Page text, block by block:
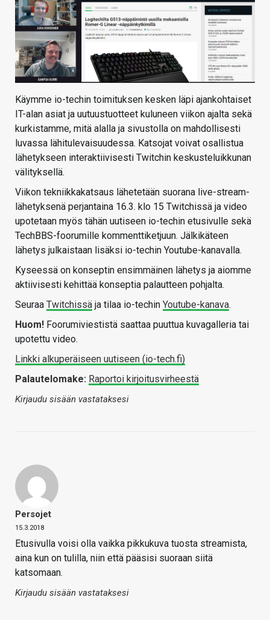
Käymme io-techin toimituksen kesken läpi ajankohtaiset
IT-alan asiat ja uutuustuotteet kuluneen viikon ajalta sekä
kurkistamme, mitä alalla ja sivustolla on mahdollisesti
luvassa lähitulevaisuudessa. Katsojat voivat osallistua
lähetykseen interaktiivisesti Twitchin keskusteluikkunan
välityksellä.
Viikon tekniikkakatsaus lähetetään suorana live-stream-
lähetyksenä perjantaina 16.3. klo 15 Twitchissä ja video
upotetaan myös tähän uutiseen io-techin etusivulle sekä
TechBBS-foorumille kommenttiketjuun. Jälkikäteen
lähetys julkaistaan lisäksi io-techin Youtube-kanavalla.
Kyseessä on konseptin ensimmäinen lähetys ja aiomme
aktiivisesti kehittää konseptia palautteen pohjalta.
Seuraa Twitchissä ja tilaa io-techin Youtube-kanava.
Huom! Foorumiviestistä saattaa puuttua kuvagalleria tai
upotettu video.
Linkki alkuperäiseen uutiseen (io-tech.fi)
Palautelomake: Raportoi kirjoitusvirheestä
Kirjaudu sisään vastataksesi
Persojet
15.3.2018
Etusivulla voisi olla vaikka pikkukuva tuosta streamista,
aina kun on tulilla, niin että pääsisi suoraan siitä
katsomaan.
Kirjaudu sisään vastataksesi